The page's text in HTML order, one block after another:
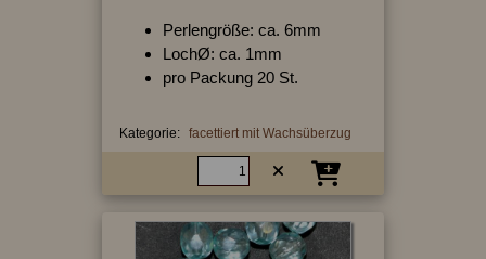
Perlengröße: ca. 6mm
LochØ: ca. 1mm
pro Packung 20 St.
Kategorie: facettiert mit Wachsüberzug